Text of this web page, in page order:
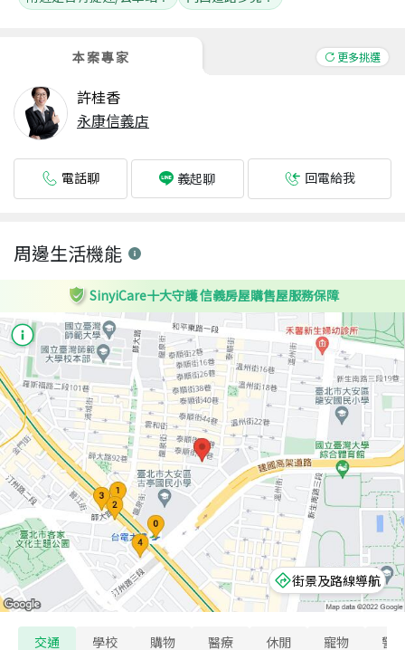
本案專家 更多挑選
許桂香
永康信義店
電話聊 義起聊 回電給我
周邊生活機能
SinyiCare十大守護 信義房屋購售屋服務保障
街景及路線導航
交通 學校 購物 醫療 休閒 寵物 警